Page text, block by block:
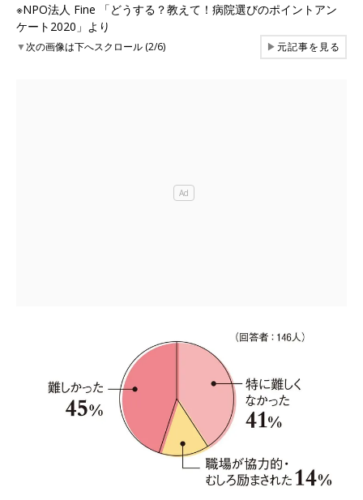
※NPO法人 Fine 「どうする？教えて！病院選びのポイントアン
ケート2020」より
▼次の画像は下へスクロール (2/6) ▶元記事を見る